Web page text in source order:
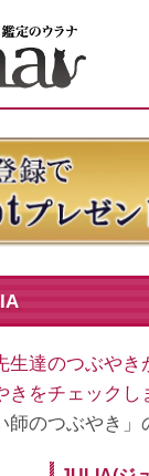
生達のつぶや
をチェックし
のつぶやき」